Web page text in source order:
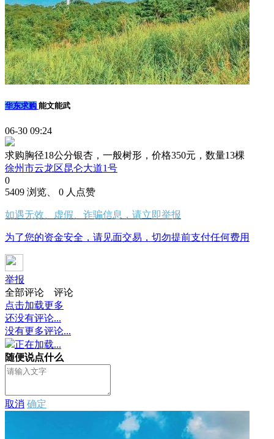
华东求购 能文能武
06-30 09:24
求购胸径18公分银杏，一般树形，价格350元，数量13棵
徐州市云龙区昆仑大道1号
0
5409 浏览、 0 人点赞
如遇无效、虚假、诈骗信息，请立即举报
为了您的资金安全，请见面交易，切勿提前支付任何费用
举报
全部评论
评论
点击加载更多
还没有评论...
没有更多评论...
正在加载...
随便说点什么
取消 确定